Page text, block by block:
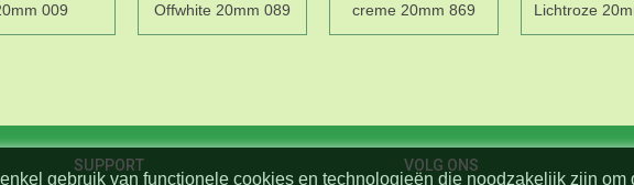
009
Offwhite 20mm 089
creme 20mm 869
Lichtroze
SUPPORT VOLG ONS
gebruik van functionele cookies en technologieën die noodzakelijk zijn